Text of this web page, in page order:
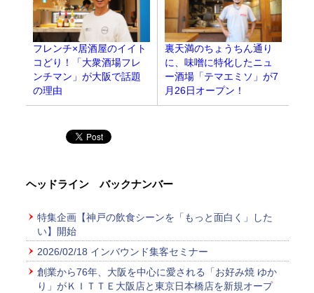
フレンチ×居酒屋のイイト
コどり！「大衆酒場フレ
ンチマン」が大阪で話題
の理由
裏天満のちょうちん通り
に、味噌に特化したニュ
ー酒場「テマエミソ」が7
月26日オープン！
ヘッドライン バックナンバー
特集企画【神戸の飲食シーンを「もっと面白く」した
い】開始
2026/02/18 インバウンド集客セミナー
創業から76年、大阪を中心に愛される「お好み焼 ゆか
り」がＫＩＴＴＥ大阪店と東京日本橋店を新規オープ